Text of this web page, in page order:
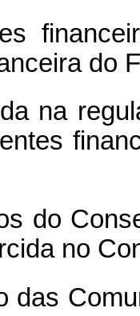
do
na
do
no
das